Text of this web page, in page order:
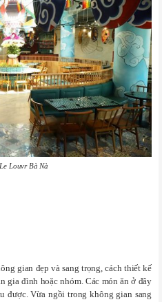
Louvr Bà Nà
gian đẹp và sang trọng, cách thiết kế
gia đình hoặc nhóm. Các món ăn ở đây
được. Vừa ngồi trong không gian sang